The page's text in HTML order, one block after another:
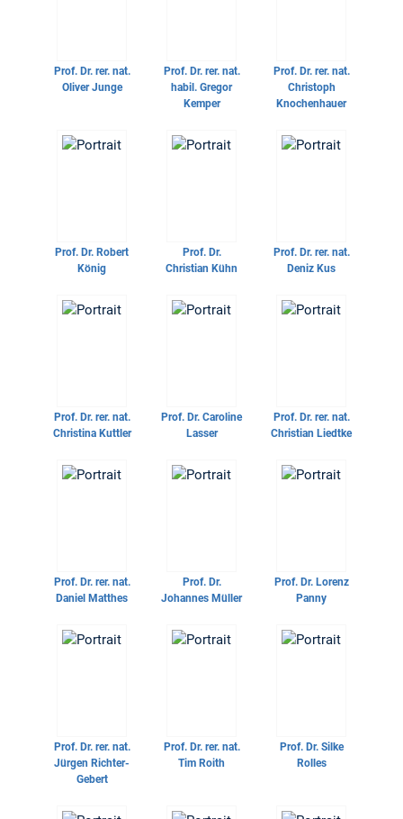
Prof. Dr. rer. nat.
Oliver Junge
Prof. Dr. rer. nat.
habil. Gregor
Kemper
Prof. Dr. rer. nat.
Christoph
Knochenhauer
Prof. Dr. Robert
König
Prof. Dr.
Christian Kühn
Prof. Dr. rer. nat.
Deniz Kus
Prof. Dr. rer. nat.
Christina Kuttler
Prof. Dr. Caroline
Lasser
Prof. Dr. rer. nat.
Christian Liedtke
Prof. Dr. rer. nat.
Daniel Matthes
Prof. Dr.
Johannes Müller
Prof. Dr.Lorenz
Panny
Prof. Dr. rer. nat.
Jürgen Richter-
Gebert
Prof. Dr. rer. nat.
Tim Roith
Prof. Dr.Silke
Rolles